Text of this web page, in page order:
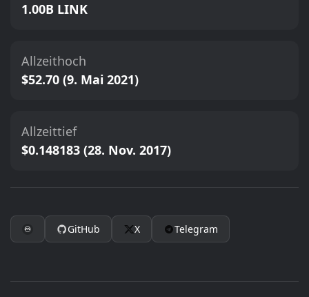
1.00B LINK
Allzeithoch
$52.70 (9. Mai 2021)
Allzeittief
$0.148183 (28. Nov. 2017)
GitHub X Telegram